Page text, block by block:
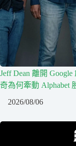
Jeff Dean 離開
奇為何牽動 Alphabet
2026/08/06